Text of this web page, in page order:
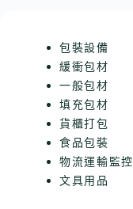
包裝設備
緩衝包材
一般包材
填充包材
貨櫃打包
食品包裝
物流運輸監控
文具用品